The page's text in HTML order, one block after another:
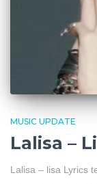
MUSIC UPDATE
Lalisa –
Lalisa – lisa Lyrics